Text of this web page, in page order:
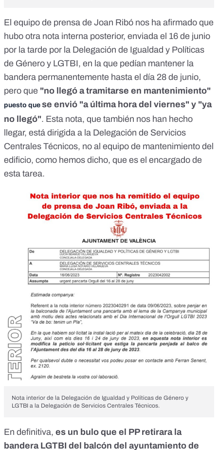
El equipo de prensa de Joan Ribó nos ha afirmado que
hubo otra nota interna posterior, enviada el 16 de junio
por la tarde por la Delegación de Igualdad y Políticas
de Género y LGTBI, en la que pedían mantener la
bandera permanentemente hasta el día 28 de junio,
pero que "no llegó a tramitarse en mantenimiento"
puesto que se envió "a última hora del viernes" y "ya
no llegó". Esta nota, que también nos han hecho
llegar, está dirigida a la Delegación de Servicios
Centrales Técnicos, no al equipo de mantenimiento del
edificio, como hemos dicho, que es el encargado de
esta tarea.
Nota interior de la Delegación de Igualdad y Políticas de Género y
LGTBI a la Delegación de Servicios Centrales Técnicos.
En definitiva, es un bulo que el PP retirara la
bandera LGTBI del balcón del ayuntamiento de